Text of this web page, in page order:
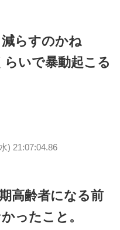
らすのかね
いで暴動起こる
) 21:07:04.86
高齢者になる前
ったこと。